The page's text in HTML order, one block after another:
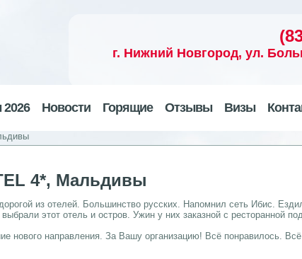
г. Нижний Новгород, ул.
Новости Горящие Отзывы Визы
4*, Мальдивы
из отелей. Большинство русских. Напомнил сеть Ибис.
этот отель и остров. Ужин у них заказной с ресторанной
нового направления. За Вашу организацию! Всё понравилось.